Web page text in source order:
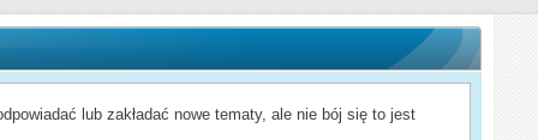
lub zakładać nowe tematy, ale nie bój się to jest